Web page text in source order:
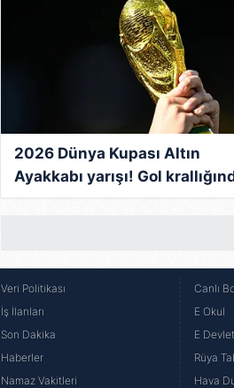
2026 Dünya Kupası Altın
Ayakkabı yarışı! Gol
zirvedeki isim belli oldu
Veri Politikası
İş İlanları
Son Dakika
Haberler
Namaz Vakitleri
Canlı
E Okul
E
Rüya
Hava